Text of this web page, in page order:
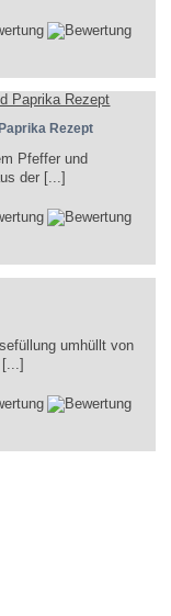
Rezept
Pfeffer und
der [...]
umhüllt von